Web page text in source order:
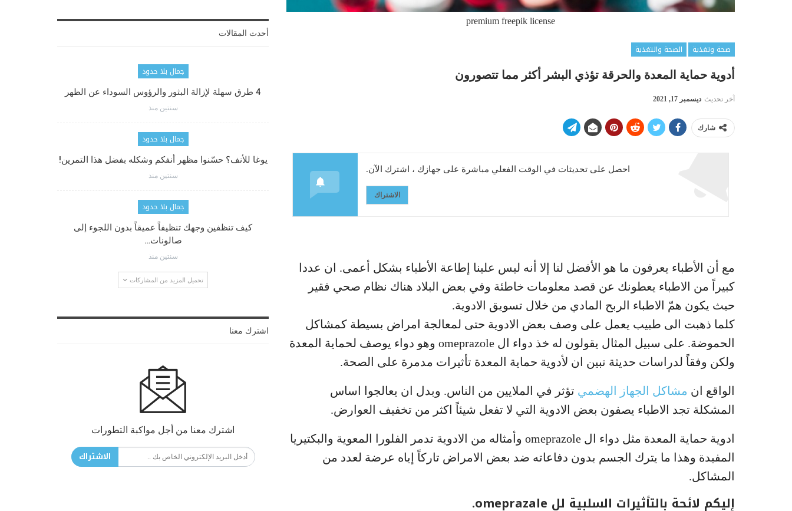
premium freepik license
صحة وتغذية
الصحة والتغذية
أدوية حماية المعدة والحرقة تؤذي البشر أكثر مما تتصورون
آخر تحديث ديسمبر 17, 2021
شارك
احصل على تحديثات في الوقت الفعلي مباشرة على جهازك ، اشترك الآن.
الاشتراك
مع أن الأطباء يعرفون ما هو الأفضل لنا إلا أنه ليس علينا إطاعة الأطباء بشكل أعمى. ان عددا
كبيراً من الاطباء يعطونك عن قصد معلومات خاطئة وفي بعض البلاد هناك نظام صحي فقير
حيث يكون همّ الاطباء الربح المادي من خلال تسويق الادوية.
كلما ذهبت الى طبيب يعمل على وصف بعض الادوية حتى لمعالجة امراض بسيطة كمشاكل
الحموضة. على سبيل المثال يقولون له خذ دواء ال omeprazole وهو دواء يوصف لحماية المعدة
ولكن وفقاً لدراسات حديثة تبين ان لأدوية حماية المعدة تأثيرات مدمرة على الصحة.
الواقع ان مشاكل الجهاز الهضمي تؤثر في الملايين من الناس. وبدل ان يعالجوا اساس
المشكلة تجد الاطباء يصفون بعض الادوية التي لا تفعل شيئاً اكثر من تخفيف العوارض.
ادوية حماية المعدة مثل دواء ال omeprazole وأمثاله من الادوية تدمر الفلورا المعوية والبكتيريا
المفيدة وهذا ما يترك الجسم بدون دفاعاته ضد بعض الامراض تاركاً إياه عرضة لعدد من
المشاكل.
إليكم لائحة بالتأثيرات السلبية لل omeprazale.
أحدث المقالات
جمال بلا حدود
4 طرق سهلة لإزالة البثور والرؤوس السوداء عن الظهر
سنتين منذ
جمال بلا حدود
يوغا للأنف؟ حسّنوا مظهر أنفكم وشكله بفضل هذا التمرين!
سنتين منذ
جمال بلا حدود
كيف تنظفين وجهك تنظيفاً عميقاً بدون اللجوء إلى
صالونات…
سنتين منذ
تحميل المزيد من المشاركات
اشترك معنا
اشترك معنا من أجل مواكبة التطورات
الاشتراك